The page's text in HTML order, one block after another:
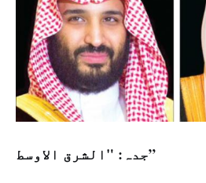
جدہ: "الشرق الاوسط”